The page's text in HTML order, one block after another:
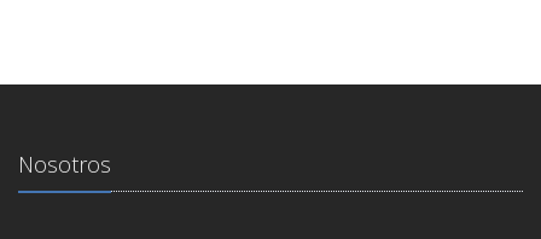
Nosotros